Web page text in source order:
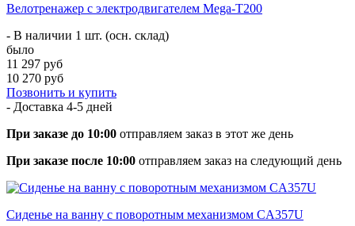
Велотренажер с электродвигателем Mega-T200
- В наличии 1 шт. (осн. склад)
было
11 297 руб
10 270 руб
Позвонить и купить
- Доставка 4-5 дней
При заказе до 10:00 отправляем заказ в этот же день
При заказе после 10:00 отправляем заказ на следующий день
Сиденье на ванну с поворотным механизмом CA357U